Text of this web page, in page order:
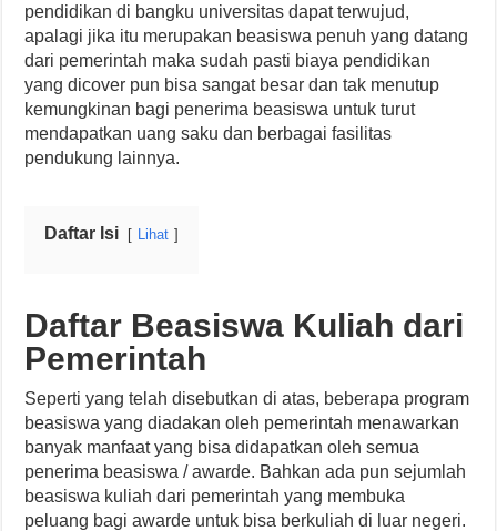
pendidikan di bangku universitas dapat terwujud,
apalagi jika itu merupakan beasiswa penuh yang datang
dari pemerintah maka sudah pasti biaya pendidikan
yang dicover pun bisa sangat besar dan tak menutup
kemungkinan bagi penerima beasiswa untuk turut
mendapatkan uang saku dan berbagai fasilitas
pendukung lainnya.
Daftar Isi Lihat
Daftar Beasiswa Kuliah dari
Pemerintah
Seperti yang telah disebutkan di atas, beberapa program
beasiswa yang diadakan oleh pemerintah menawarkan
banyak manfaat yang bisa didapatkan oleh semua
penerima beasiswa / awarde. Bahkan ada pun sejumlah
beasiswa kuliah dari pemerintah yang membuka
peluang bagi awarde untuk bisa berkuliah di luar negeri.